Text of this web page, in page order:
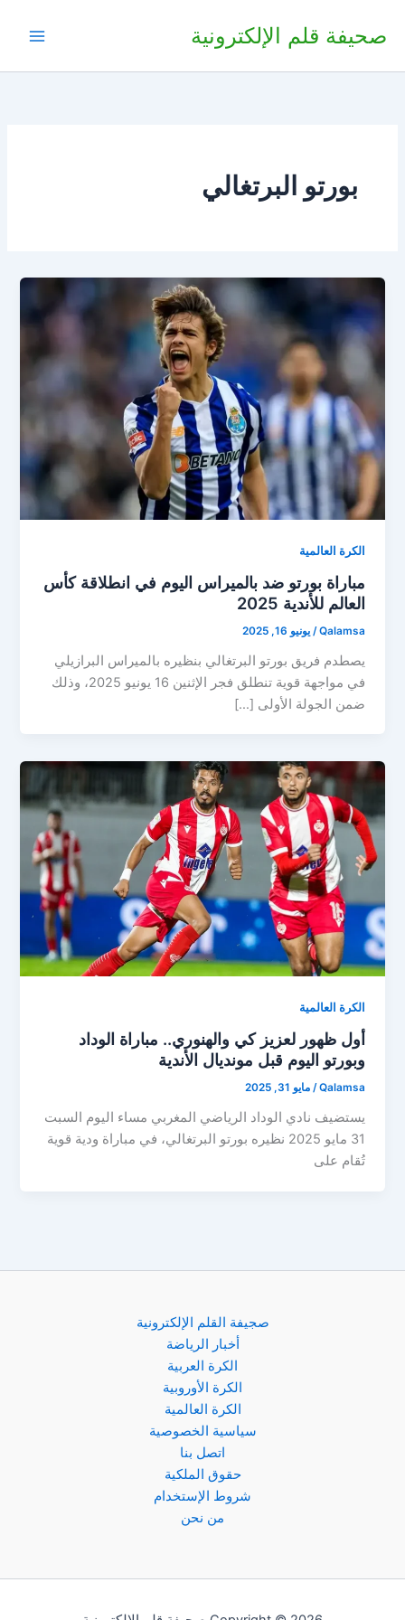
صحيفة قلم الإلكترونية
بورتو البرتغالي
الكرة العالمية
مباراة بورتو ضد بالميراس اليوم في انطلاقة كأس
العالم للأندية 2025
Qalamsa
/يونيو 16, 2025
يصطدم فريق بورتو البرتغالي بنظيره بالميراس البرازيلي
في مواجهة قوية تنطلق فجر الإثنين 16 يونيو 2025، وذلك
ضمن الجولة الأولى […]
الكرة العالمية
أول ظهور لعزيز كي والهنوري.. مباراة الوداد
وبورتو اليوم قبل مونديال الأندية
Qalamsa
/مايو 31, 2025
يستضيف نادي الوداد الرياضي المغربي مساء اليوم السبت
31 مايو 2025 نظيره بورتو البرتغالي، في مباراة ودية قوية
تُقام على
صجيفة القلم الإلكترونية
أخبار الرياضة
الكرة العربية
الكرة الأوروبية
الكرة العالمية
سياسية الخصوصية
اتصل بنا
حقوق الملكية
شروط الإستخدام
من نحن